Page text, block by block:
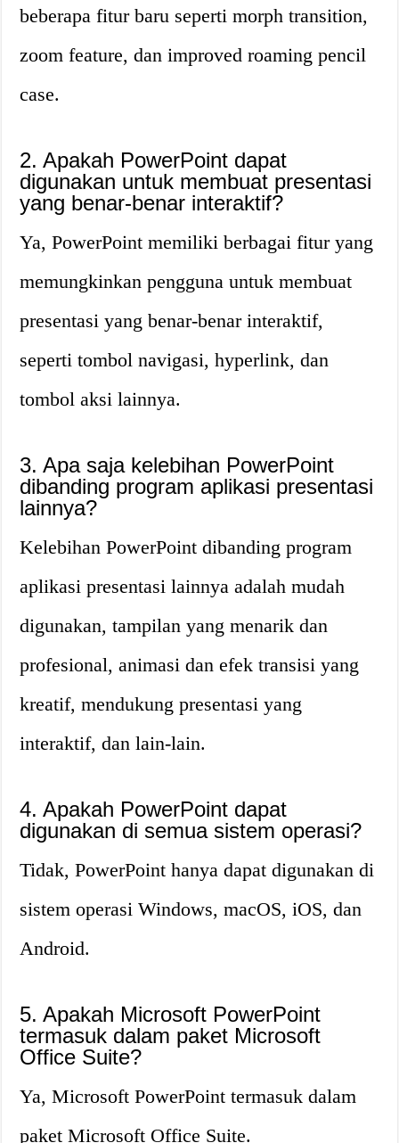
beberapa fitur baru seperti morph transition,
zoom feature, dan improved roaming pencil
case.
2. Apakah PowerPoint dapat
digunakan untuk membuat presentasi
yang benar-benar interaktif?
Ya, PowerPoint memiliki berbagai fitur yang
memungkinkan pengguna untuk membuat
presentasi yang benar-benar interaktif,
seperti tombol navigasi, hyperlink, dan
tombol aksi lainnya.
3. Apa saja kelebihan PowerPoint
dibanding program aplikasi presentasi
lainnya?
Kelebihan PowerPoint dibanding program
aplikasi presentasi lainnya adalah mudah
digunakan, tampilan yang menarik dan
profesional, animasi dan efek transisi yang
kreatif, mendukung presentasi yang
interaktif, dan lain-lain.
4. Apakah PowerPoint dapat
digunakan di semua sistem operasi?
Tidak, PowerPoint hanya dapat digunakan di
sistem operasi Windows, macOS, iOS, dan
Android.
5. Apakah Microsoft PowerPoint
termasuk dalam paket Microsoft
Office Suite?
Ya, Microsoft PowerPoint termasuk dalam
paket Microsoft Office Suite.